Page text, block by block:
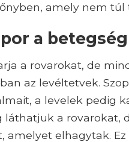
amely nem túl
a
a rovarokat, de
az levéltetvek.
a levelek pedig
láthatjuk a rovarokat,
elhagytak. Ez